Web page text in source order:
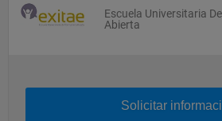
Escuela Universitaria
Abierta
Solicitar